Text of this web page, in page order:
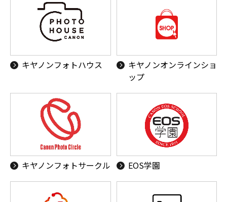
キヤノンフォトハウス
キヤノンオンラインショ
ップ
キヤノンフォトサークル EOS学園